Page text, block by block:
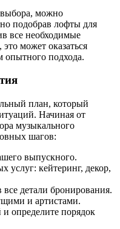
выбора, можно
подобрав лофты для
все необходимые
может оказаться
опытного подхода.
план, который
Начиная от
музыкального
шагов:
выпускного.
услуг: кейтеринг, декор,
детали бронирования.
и артистами.
и определите порядок